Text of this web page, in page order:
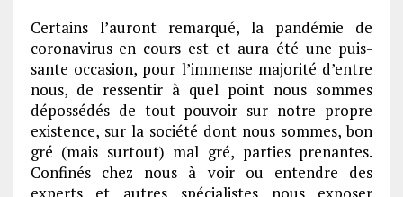
Certains l’au­ront remarqué, la pandé­mie de
coro­na­vi­rus en cours est et aura été une puis­
sante occa­sion, pour l’im­mense majo­rité d’entre
nous, de ressen­tir à quel point nous sommes
dépos­sé­dés de tout pouvoir sur notre propre
exis­tence, sur la société dont nous sommes, bon
gré (mais surtout) mal gré, parties prenantes.
Confi­nés chez nous à voir ou entendre des
experts et autres spécia­listes nous expo­ser